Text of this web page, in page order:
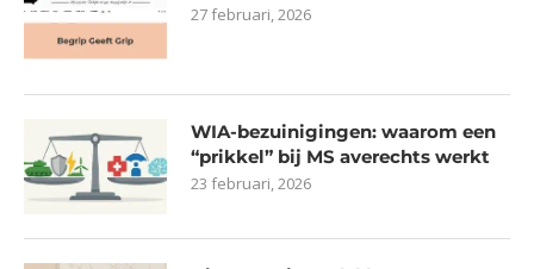
27 februari, 2026
WIA-bezuinigingen: waarom een
“prikkel” bij MS averechts werkt
23 februari, 2026